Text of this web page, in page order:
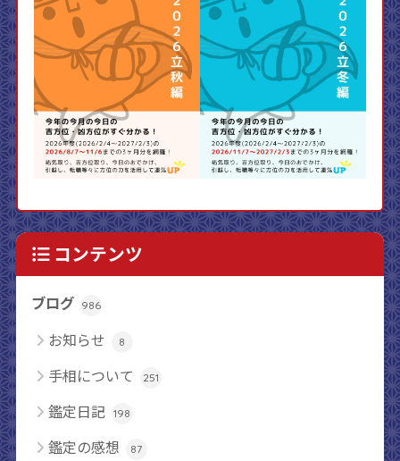
コンテンツ
ブログ 986
お知らせ 8
手相について 251
鑑定日記 198
鑑定の感想 87